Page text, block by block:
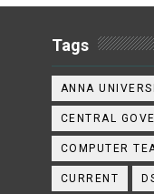
Tags
ANNA
CENTRAL
COMPUTER
CURRENT